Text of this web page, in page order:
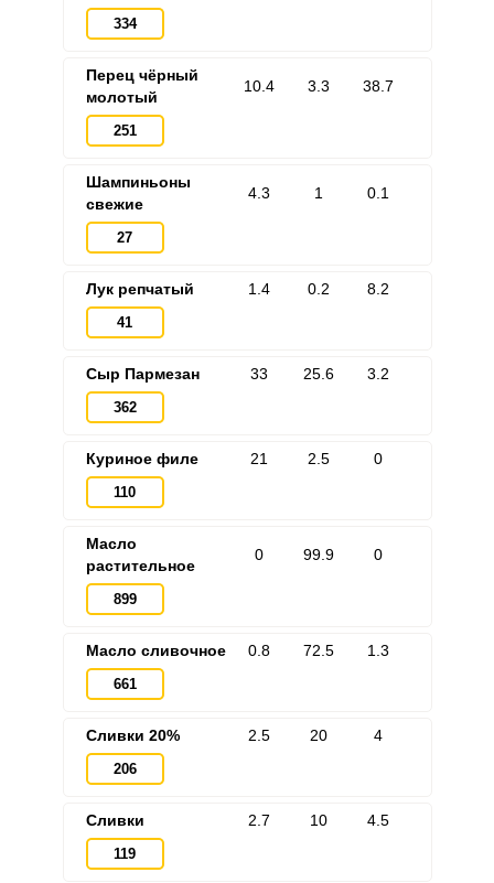
334
Перец чёрный
молотый
251
10.4 3.3 38.7
Шампиньоны
свежие
27
4.3 1 0.1
Лук репчатый
41
1.4 0.2 8.2
Сыр Пармезан
362
33 25.6 3.2
Куриное филе
110
21 2.5 0
Масло
растительное
899
0 99.9 0
Масло сливочное
661
0.8 72.5 1.3
Сливки 20%
206
2.5 20 4
Сливки
119
2.7 10 4.5